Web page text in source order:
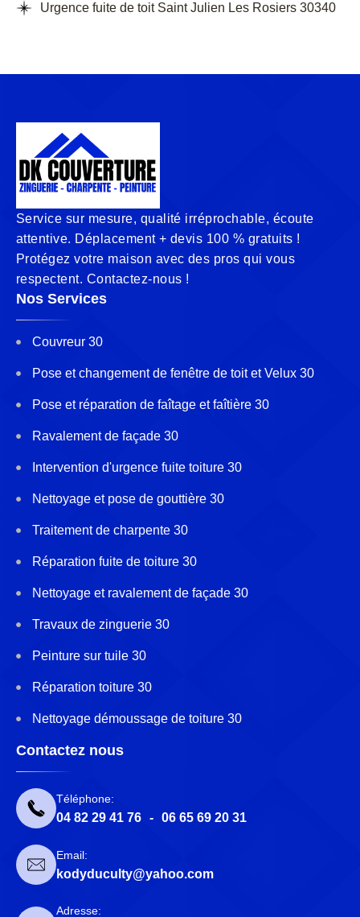
Urgence fuite de toit Saint Julien Les Rosiers 30340
Service sur mesure, qualité irréprochable, écoute
attentive. Déplacement + devis 100 % gratuits !
Protégez votre maison avec des pros qui vous
respectent. Contactez-nous !
Nos Services
Couvreur 30
Pose et changement de fenêtre de toit et Velux 30
Pose et réparation de faîtage et faîtière 30
Ravalement de façade 30
Intervention d'urgence fuite toiture 30
Nettoyage et pose de gouttière 30
Traitement de charpente 30
Réparation fuite de toiture 30
Nettoyage et ravalement de façade 30
Travaux de zinguerie 30
Peinture sur tuile 30
Réparation toiture 30
Nettoyage démoussage de toiture 30
Contactez nous
Téléphone:
04 82 29 41 76 - 06 65 69 20 31
Email:
kodyduculty@yahoo.com
Adresse: